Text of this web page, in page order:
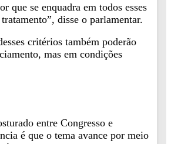
que se enquadra em todos esses
disse o parlamentar.
critérios também poderão
mas em condições
entre Congresso e
é que o tema avance por meio